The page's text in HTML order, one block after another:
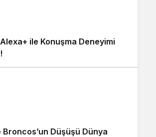
ile Konuşma Deneyimi
Broncos’un Düşüşü Dünya